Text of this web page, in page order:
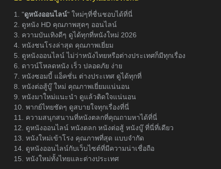
1. "ดูหนังออนไลน์" ใหม่ๆที่ชื่นชอบได้ที่นี่
2. ดูหนัง HD คุณภาพสุดๆ ออนไลน์
3. ความบันเทิงดีๆ ดูได้ทุกที่หนังใหม่ 2026
4. หนังชนโรงล่าสุด คุณภาพเยี่ยม
5. ดูหนังออนไลน์ ไม่ว่าหนังไทยหรือต่างประเทศก็มีทุกเรื่อง
6. ดาวน์โหลดหนัง เร็ว ปลอดภัย ง่าย
7. หนังซอมบี้ แอ็คชั่น ต่างประเทศ ดูได้ทุกที่
8. หนังต่อสู้บู๊ ใหม่ คุณภาพเยี่ยมแน่นอน
9. หนังมาใหม่แนะนำ ดูแล้วติดใจแน่นอน
10. พากย์ไทยชัดๆ ดูสบายใจทุกเรื่องที่นี่
11. ความสนุกสนานที่หนังตลกที่คุณถามหาได้ที่นี่
12. ดูหนังออนไลน์ หนังตลก หนังต่อสู้ หนังบู๊ ที่นี่ที่เดียว
13. หนังใหม่เข้าโรง คุณภาพที่สุด แบบจำกัด
14. ดูหนังออนไลน์กับเว็บไซต์ที่มีความน่าเชื่อถือ
15. หนังใหม่ทั้งไทยและต่างประเทศ